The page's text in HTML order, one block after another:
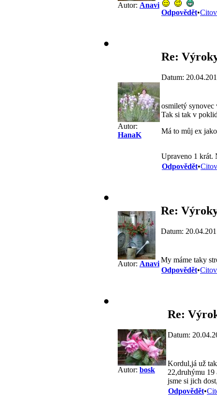
Autor: Anavi
Odpovědět•
Autor:
HanaK
Re:
Datum:
osmiletý synovec
Tak si tak v
Má to můj ex
Upraveno 1 krát.
Odpovědět•
Autor: Anavi
Re:
Datum:
My máme taky
Odpovědět•
Autor: bosk
Re:
Datum:
Kordul,já už
22,druhýmu
jsme si jich
Odpovědět•